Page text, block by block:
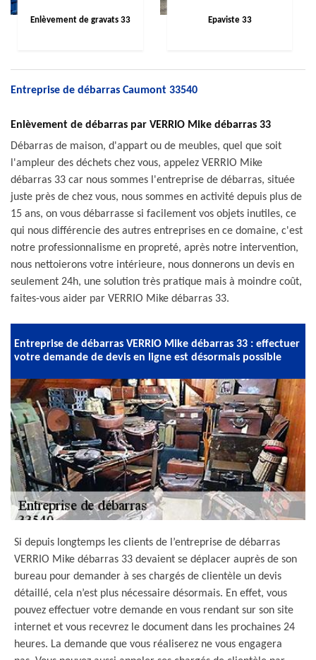
Enlèvement de gravats 33 Epaviste 33
Entreprise de débarras Caumont 33540
Enlèvement de débarras par VERRIO Mike débarras 33
Débarras de maison, d'appart ou de meubles, quel que soit
l'ampleur des déchets chez vous, appelez VERRIO Mike
débarras 33 car nous sommes l'entreprise de débarras, située
juste près de chez vous, nous sommes en activité depuis plus de
15 ans, on vous débarrasse si facilement vos objets inutiles, ce
qui nous différencie des autres entreprises en ce domaine, c'est
notre professionnalisme en propreté, après notre intervention,
nous nettoierons votre intérieure, nous donnerons un devis en
seulement 24h, une solution très pratique mais à moindre coût,
faites-vous aider par VERRIO Mike débarras 33.
Entreprise de débarras VERRIO Mike débarras 33 : effectuer
votre demande de devis en ligne est désormais possible
Si depuis longtemps les clients de l’entreprise de débarras
VERRIO Mike débarras 33 devaient se déplacer auprès de son
bureau pour demander à ses chargés de clientèle un devis
détaillé, cela n’est plus nécessaire désormais. En effet, vous
pouvez effectuer votre demande en vous rendant sur son site
internet et vous recevrez le document dans les prochaines 24
heures. La demande que vous réaliserez ne vous engagera